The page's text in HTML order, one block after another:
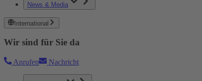
News & Media
International
Wir sind für Sie da
Anrufen Nachricht